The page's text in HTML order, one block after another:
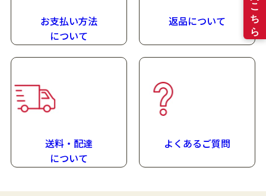
お支払い方法
について
返品について
送料・配達
について
よくあるご質問